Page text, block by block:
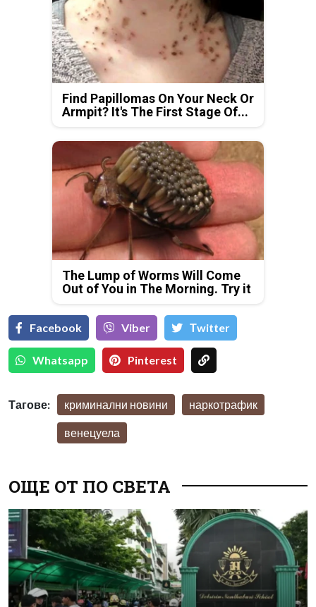
Find Papillomas On Your Neck Or
Armpit? It's The First Stage Of...
The Lump of Worms Will Come
Out of You in The Morning. Try it
Facebook Viber Тwitter
Whatsapp Pinterest
Тагове: криминални новини наркотрафик
венецуела
ОЩЕ ОТ ПО СВЕТА